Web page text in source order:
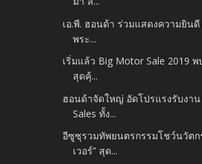
เอ.พี. ฮอนด้า ร่วมแสดงความยิน
พระ...
เริ่มแล้ว Big Motor Sale 2019
สุดคุ้...
ฮอนด้าจัดใหญ่ อัดโปรแรงรับงา
Sales ทั้ง...
อีซูซุรวมทัพยนตรกรรมโชว์นวัตก
เวอร์” สุด...